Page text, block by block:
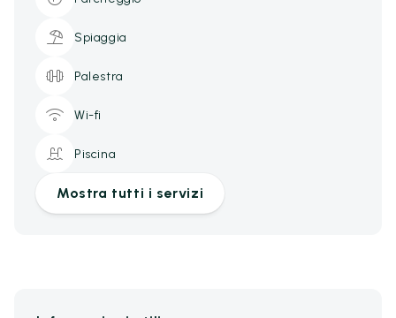
Spiaggia
Palestra
Wi-fi
Piscina
Mostra tutti i servizi